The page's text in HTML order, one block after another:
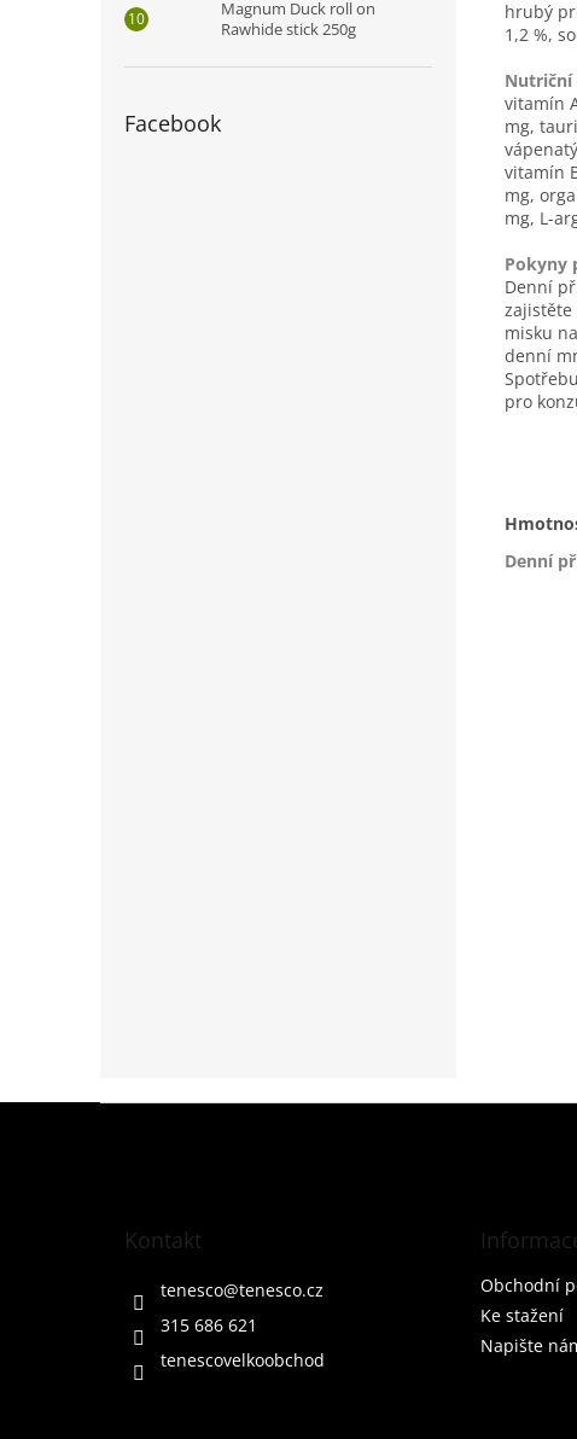
Magnum Duck roll on
Rawhide stick 250g
Facebook
hrubý
1,2 %,
Nutriční
vitamín
mg,
vitamín
mg,
mg, L-
Pokyny
Denní
zajistěte
misku
denní
pro
Denní
Z
Kontakt
tenesco@tenesco.cz
315 686 621
tenescovelkoobchod
Obchodní
Ke stažení
Napište